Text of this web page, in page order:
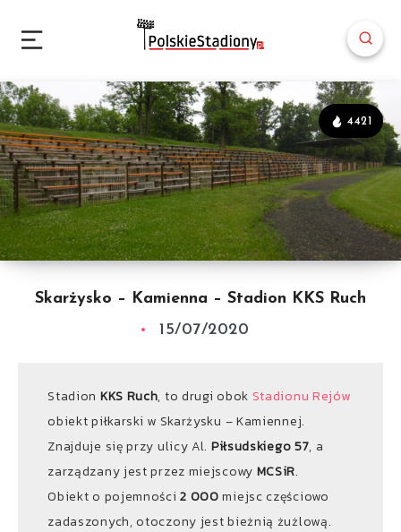
Skarżysko – Kamienna – Stadion KKS Ruch
4421
15/07/2020
Stadion KKS Ruch, to drugi obok Stadionu Rejów
obiekt piłkarski w Skarżysku – Kamiennej.
Znajduje się przy ulicy Al. Piłsudskiego 57, a
zarządzany jest przez miejscowy MCSiR.
Obiekt o pojemności2 000miejsc częściowo
zadaszonych, otoczony jest bieżnią żużlową.